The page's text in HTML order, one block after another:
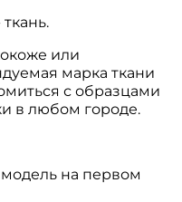
или
марка ткани
с образцами
в любом городе.
модель на первом